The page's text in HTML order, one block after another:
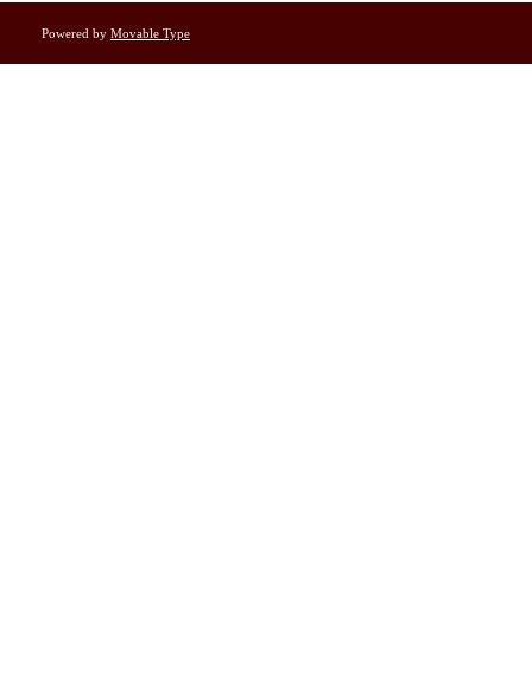
Powered by Movable Type